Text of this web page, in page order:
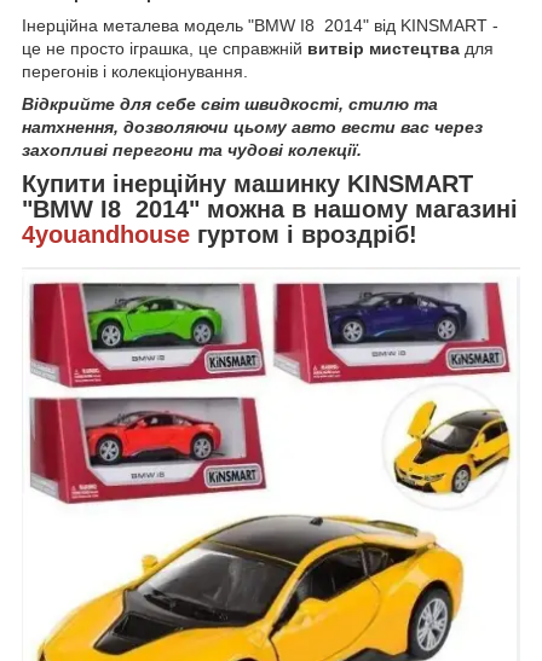
Інерційна металева модель "BMW I8 2014" від KINSMART -
це не просто іграшка, це справжній витвір мистецтва для
перегонів і колекціонування.
Відкрийте для себе світ швидкості, стилю та
натхнення, дозволяючи цьому авто вести вас через
захопливі перегони та чудові колекції.
Купити інерційну машинку KINSMART
"BMW I8 2014" можна в нашому магазині
4youandhouse гуртом і вроздріб!